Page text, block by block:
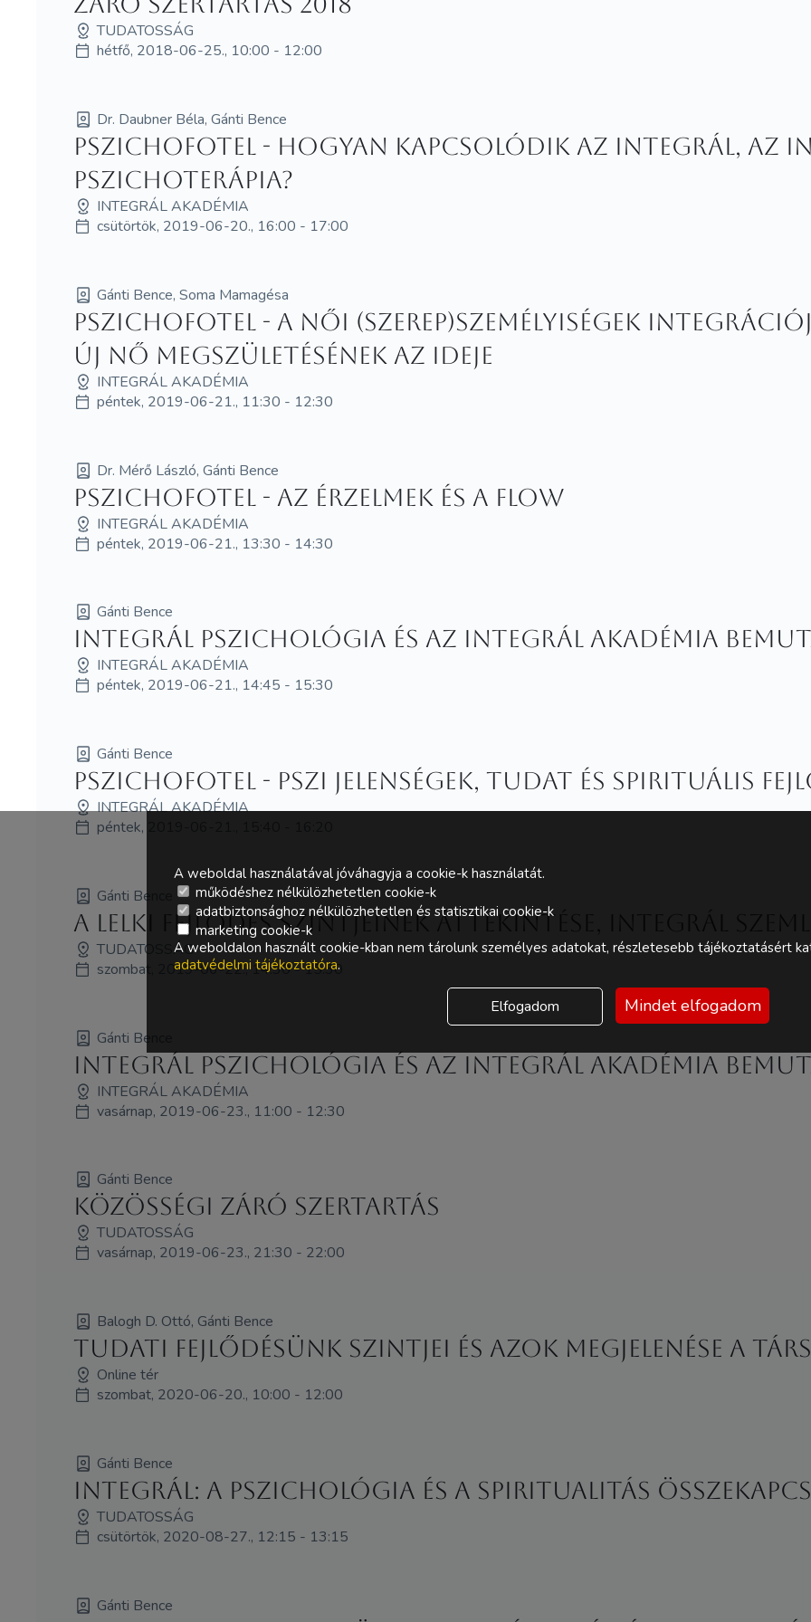
TUDATOSSÁG
hétfő, 2018-06-25., 10:00 - 12:00
Dr. Daubner Béla, Gánti Bence
Pszichofotel - Hogyan kapcsolódik az integrál, az
pszichoterápia?
INTEGRÁL AKADÉMIA
csütörtök, 2019-06-20., 16:00 - 17:00
Gánti Bence, Soma Mamagésa
Pszichofotel - A női (szerep)személyiségek
ÚJ NŐ megszületésének az ideje
INTEGRÁL AKADÉMIA
péntek, 2019-06-21., 11:30 - 12:30
Dr. Mérő László, Gánti Bence
Pszichofotel - Az érzelmek és a flow
INTEGRÁL AKADÉMIA
péntek, 2019-06-21., 13:30 - 14:30
Gánti Bence
Integrál pszichológia és az Integrál Akadémia
INTEGRÁL AKADÉMIA
péntek, 2019-06-21., 14:45 - 15:30
Gánti Bence
Pszichofotel - Pszi jelenségek, tudat és spirituális
INTEGRÁL AKADÉMIA
péntek, 2019-06-21., 15:40 - 16:20
Gánti Bence
A lelki fejlődés szintjeinek áttekintése, integrál
TUDATOSSÁG
szombat, 2019-06-22., 14:30 - 15:30
Gánti Bence
Integrál pszichológia és az Integrál Akadémia
INTEGRÁL AKADÉMIA
vasárnap, 2019-06-23., 11:00 - 12:30
Gánti Bence
Közösségi Záró Szertartás
TUDATOSSÁG
vasárnap, 2019-06-23., 21:30 - 22:00
Balogh D. Ottó, Gánti Bence
Tudati fejlődésünk szintjei és azok megjelenése a
Online tér
szombat, 2020-06-20., 10:00 - 12:00
Gánti Bence
Integrál: a pszichológia és a spiritualitás
TUDATOSSÁG
csütörtök, 2020-08-27., 12:15 - 13:15
Gánti Bence
A weboldal használatával jóváhagyja a cookie-k használatát.
működéshez nélkülözhetetlen cookie-k
adatbiztonsághoz nélkülözhetetlen és statisztikai cookie-k
marketing cookie-k
A weboldalon használt cookie-kban nem tárolunk személyes adatokat, részletesebb tájékoztatásért
adatvédelmi tájékoztatóra.
Elfogadom Mindet elfogadom